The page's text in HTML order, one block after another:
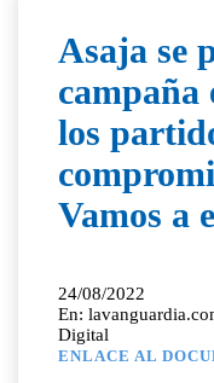
Asaja se
campaña
los
Vamos a
24/08/2022
En:
Digital
ENLACE AL